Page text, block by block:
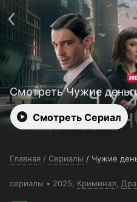
Смотреть Чужие
Смотреть Сериал
Главная / Сериалы / Чужие
сериалы 2025, Криминал
Поддержка: support@24h.tv
О сервисе
Политика конфиденциальности
Открыть приложение
Установить на ТВ